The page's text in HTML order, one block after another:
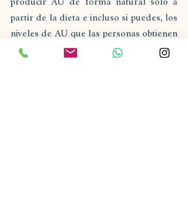
partir de la dieta e incluso si puedes, los
niveles de AU que las personas obtienen
de los alimentos varían mucho de una